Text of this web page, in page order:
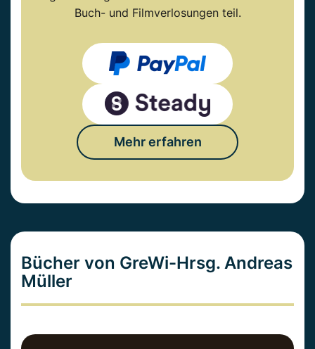
Buch- und Filmverlosungen teil.
Mehr erfahren
Bücher von GreWi-Hrsg. Andreas
Müller